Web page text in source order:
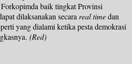
baik tingkat Provinsi
dilaksanakan secarareal timedan
yang dialami ketika pesta demokrasi
(Red)